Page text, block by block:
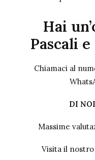
Hai
Pascali
Chiamaci al
DI
Massime
Visita il